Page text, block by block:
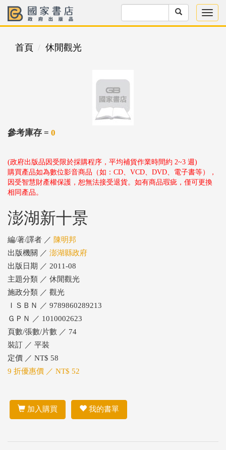
首頁 休閒觀光
參考庫存 = 0
(政府出版品因受限於採購程序，平均補貨作業時間約 2~3 週)
購買產品如為數位影音商品（如：CD、VCD、DVD、電子書等），
因受智慧財產權保護，恕無法接受退貨。如有商品瑕疵，僅可更換
相同產品。
澎湖新十景
編/著/譯者 ／ 陳明邦
出版機關 ／ 澎湖縣政府
出版日期 ／ 2011-08
主題分類 ／ 休閒觀光
施政分類 ／ 觀光
ＩＳＢＮ ／ 9789860289213
ＧＰＮ ／ 1010002623
頁數/張數/片數 ／ 74
裝訂 ／ 平裝
定價 ／ NT$ 58
9 折優惠價 ／ NT$ 52
加入購買 我的書單